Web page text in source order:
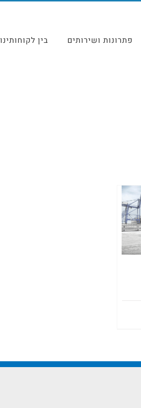
פתרונות ושירותים בין לקוחותינו